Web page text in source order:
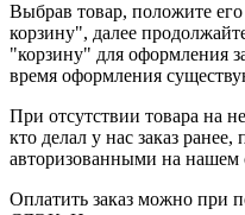
Выбрав товар, положите
корзину", далее
"корзину" для оформления
время оформления
При отсутствии товара на
кто делал у нас заказ ранее,
авторизованными на нашем
Оплатить заказ можно при